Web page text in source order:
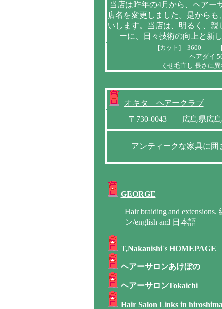
当店は昨年の4月から、ヘアー
店名を変更しました。是から
いします。当店は、明るく、
ーに、日々技術の向上と新
[カット] 3600 [
ヘアダイ
くせ毛直し 長さに
オキタ ヘアークラブ
〒730-0043 広島県広島
アンティークな家具に
GEORGE
Hair braiding and
ン/english and 日本語
T,Nakanishi`s HOMEPAGE
ヘアーサロンあけぼの
ヘアーサロンTokaichi
Hair Salon Links in